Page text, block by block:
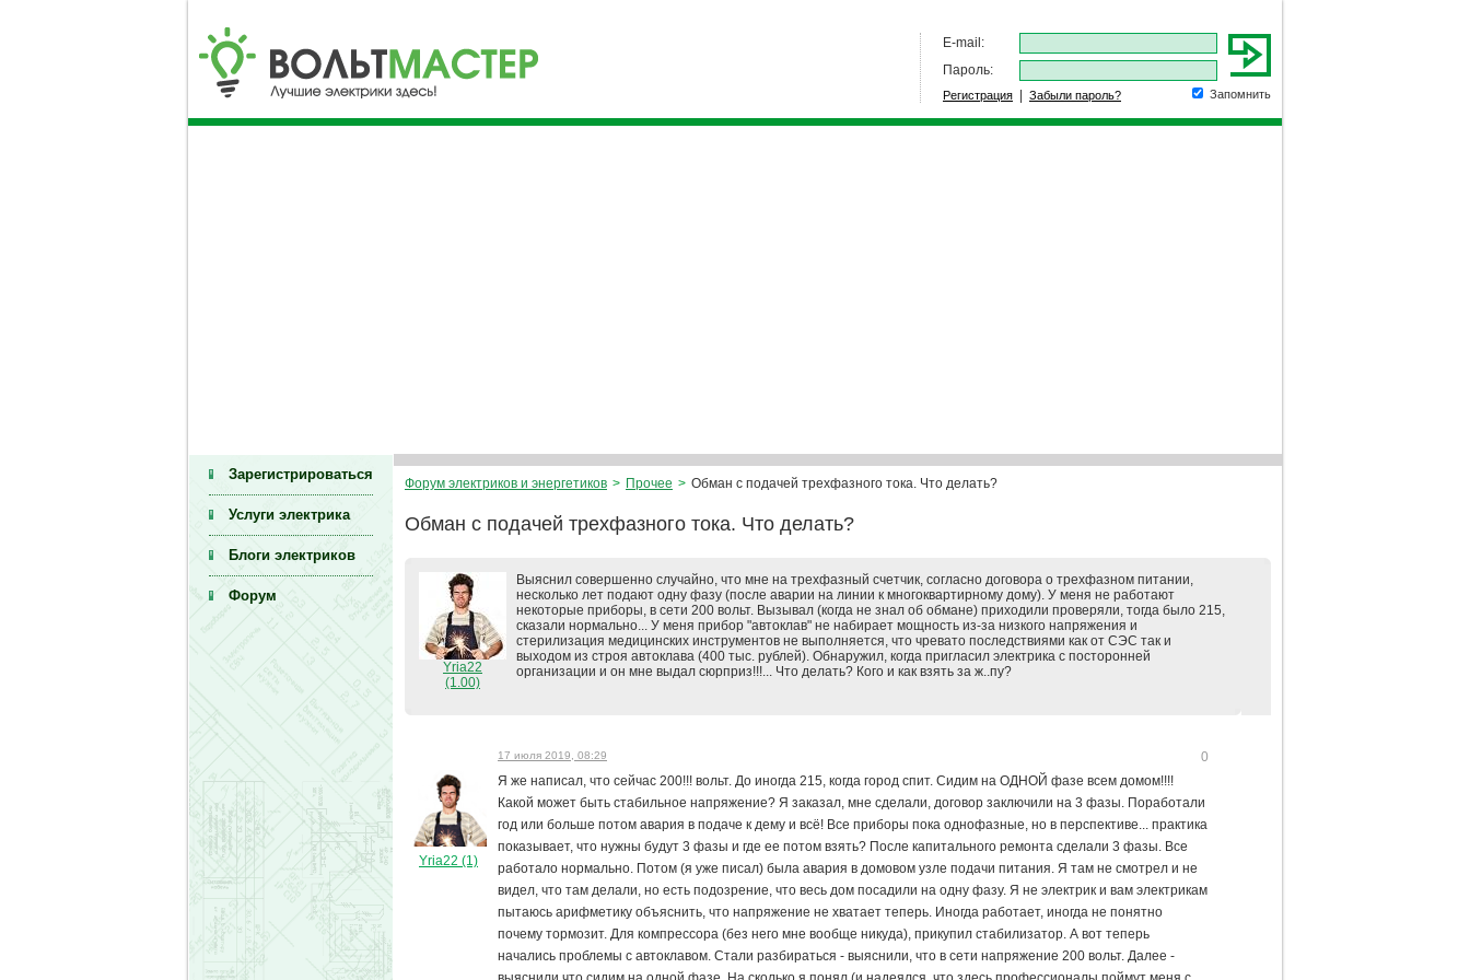
E-mail:
Пароль:
Запомнить
Регистрация Забыли пароль?
Зарегистрироваться
Услуги электрика
Блоги электриков
Форум
Форум электриков и энергетиков > Прочее > Обман с подачей трехфазного тока. Что делать?
Обман с подачей трехфазного тока. Что делать?
Yria22
(1.00)
Выяснил совершенно случайно, что мне на трехфазный счетчик, согласно договора о трехфазном питании,
несколько лет подают одну фазу (после аварии на линии к многоквартирному дому). У меня не работают
некоторые приборы, в сети 200 вольт. Вызывал (когда не знал об обмане) приходили проверяли, тогда было 215,
сказали нормально... У меня прибор "автоклав" не набирает мощность из-за низкого напряжения и
стерилизация медицинских инструментов не выполняется, что чревато последствиями как от СЭС так и
выходом из строя автоклава (400 тыс. рублей). Обнаружил, когда пригласил электрика с посторонней
организации и он мне выдал сюрприз!!!... Что делать? Кого и как взять за ж..пу?
Yria22 (1)
0
17 июля 2019, 08:29
Я же написал, что сейчас 200!!! вольт. До иногда 215, когда город спит. Сидим на ОДНОЙ фазе всем домом!!!!
Какой может быть стабильное напряжение? Я заказал, мне сделали, договор заключили на 3 фазы. Поработали
год или больше потом авария в подаче к дему и всё! Все приборы пока однофазные, но в перспективе... практика
показывает, что нужны будут 3 фазы и где ее потом взять? После капитального ремонта сделали 3 фазы. Все
работало нормально. Потом (я уже писал) была авария в домовом узле подачи питания. Я там не смотрел и не
видел, что там делали, но есть подозрение, что весь дом посадили на одну фазу. Я не электрик и вам электрикам
пытаюсь арифметику объяснить, что напряжение не хватает теперь. Иногда работает, иногда не понятно
почему тормозит. Для компрессора (без него мне вообще никуда), прикупил стабилизатор. А вот теперь
начались проблемы с автоклавом. Стали разбираться - выяснили, что в сети напряжение 200 вольт. Далее -